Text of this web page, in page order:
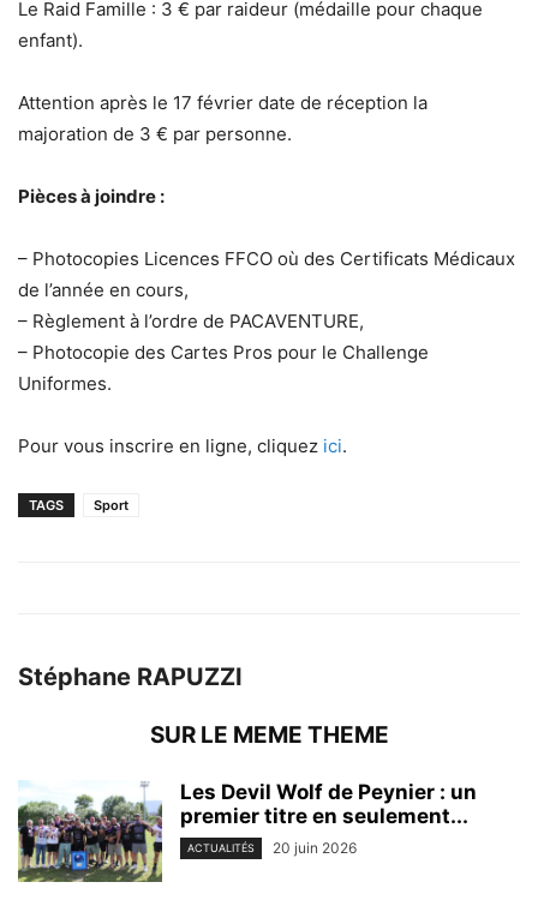
Le Raid Famille : 3 € par raideur (médaille pour chaque
enfant).
Attention après le 17 février date de réception la
majoration de 3 € par personne.
Pièces à joindre :
– Photocopies Licences FFCO où des Certificats Médicaux
de l’année en cours,
– Règlement à l’ordre de PACAVENTURE,
– Photocopie des Cartes Pros pour le Challenge
Uniformes.
Pour vous inscrire en ligne, cliquez ici.
TAGS Sport
Stéphane RAPUZZI
SUR LE MEME THEME
Les Devil Wolf de Peynier : un
premier titre en seulement...
ACTUALITÉS 20 juin 2026